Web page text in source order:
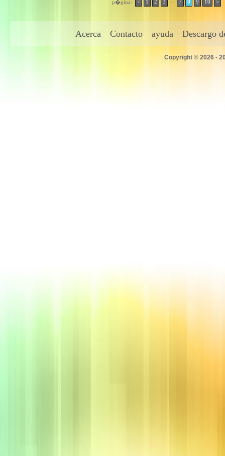
p�gina: < 1 2 3 7 8 9 10 >
Acerca Contacto ayuda Descargo
Copyright © 2026 -